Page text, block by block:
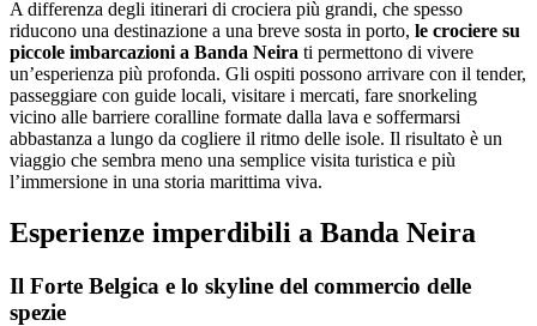
A differenza degli itinerari di crociera più grandi, che spesso
riducono una destinazione a una breve sosta in porto, le crociere su
piccole imbarcazioni a Banda Neira ti permettono di vivere
un’esperienza più profonda. Gli ospiti possono arrivare con il tender,
passeggiare con guide locali, visitare i mercati, fare snorkeling
vicino alle barriere coralline formate dalla lava e soffermarsi
abbastanza a lungo da cogliere il ritmo delle isole. Il risultato è un
viaggio che sembra meno una semplice visita turistica e più
l’immersione in una storia marittima viva.
Esperienze imperdibili a Banda Neira
Il Forte Belgica e lo skyline del commercio delle
spezie